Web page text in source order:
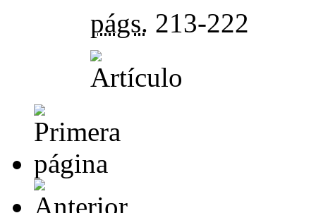
págs. 213-222